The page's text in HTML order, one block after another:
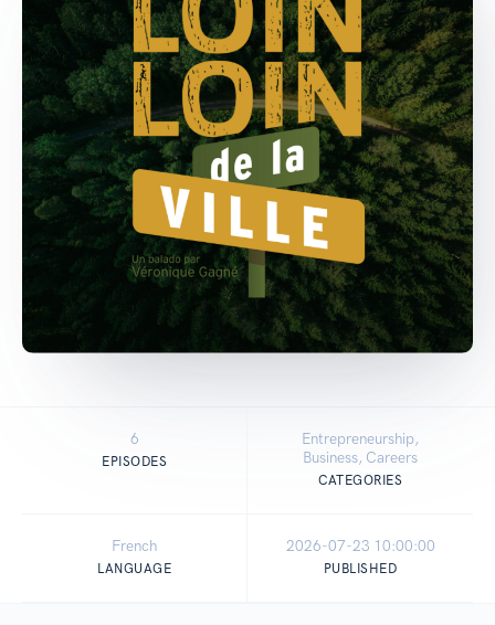
6
EPISODES
Entrepreneurship,
Business, Careers
CATEGORIES
French
LANGUAGE
2026-07-23 10:00:00
PUBLISHED